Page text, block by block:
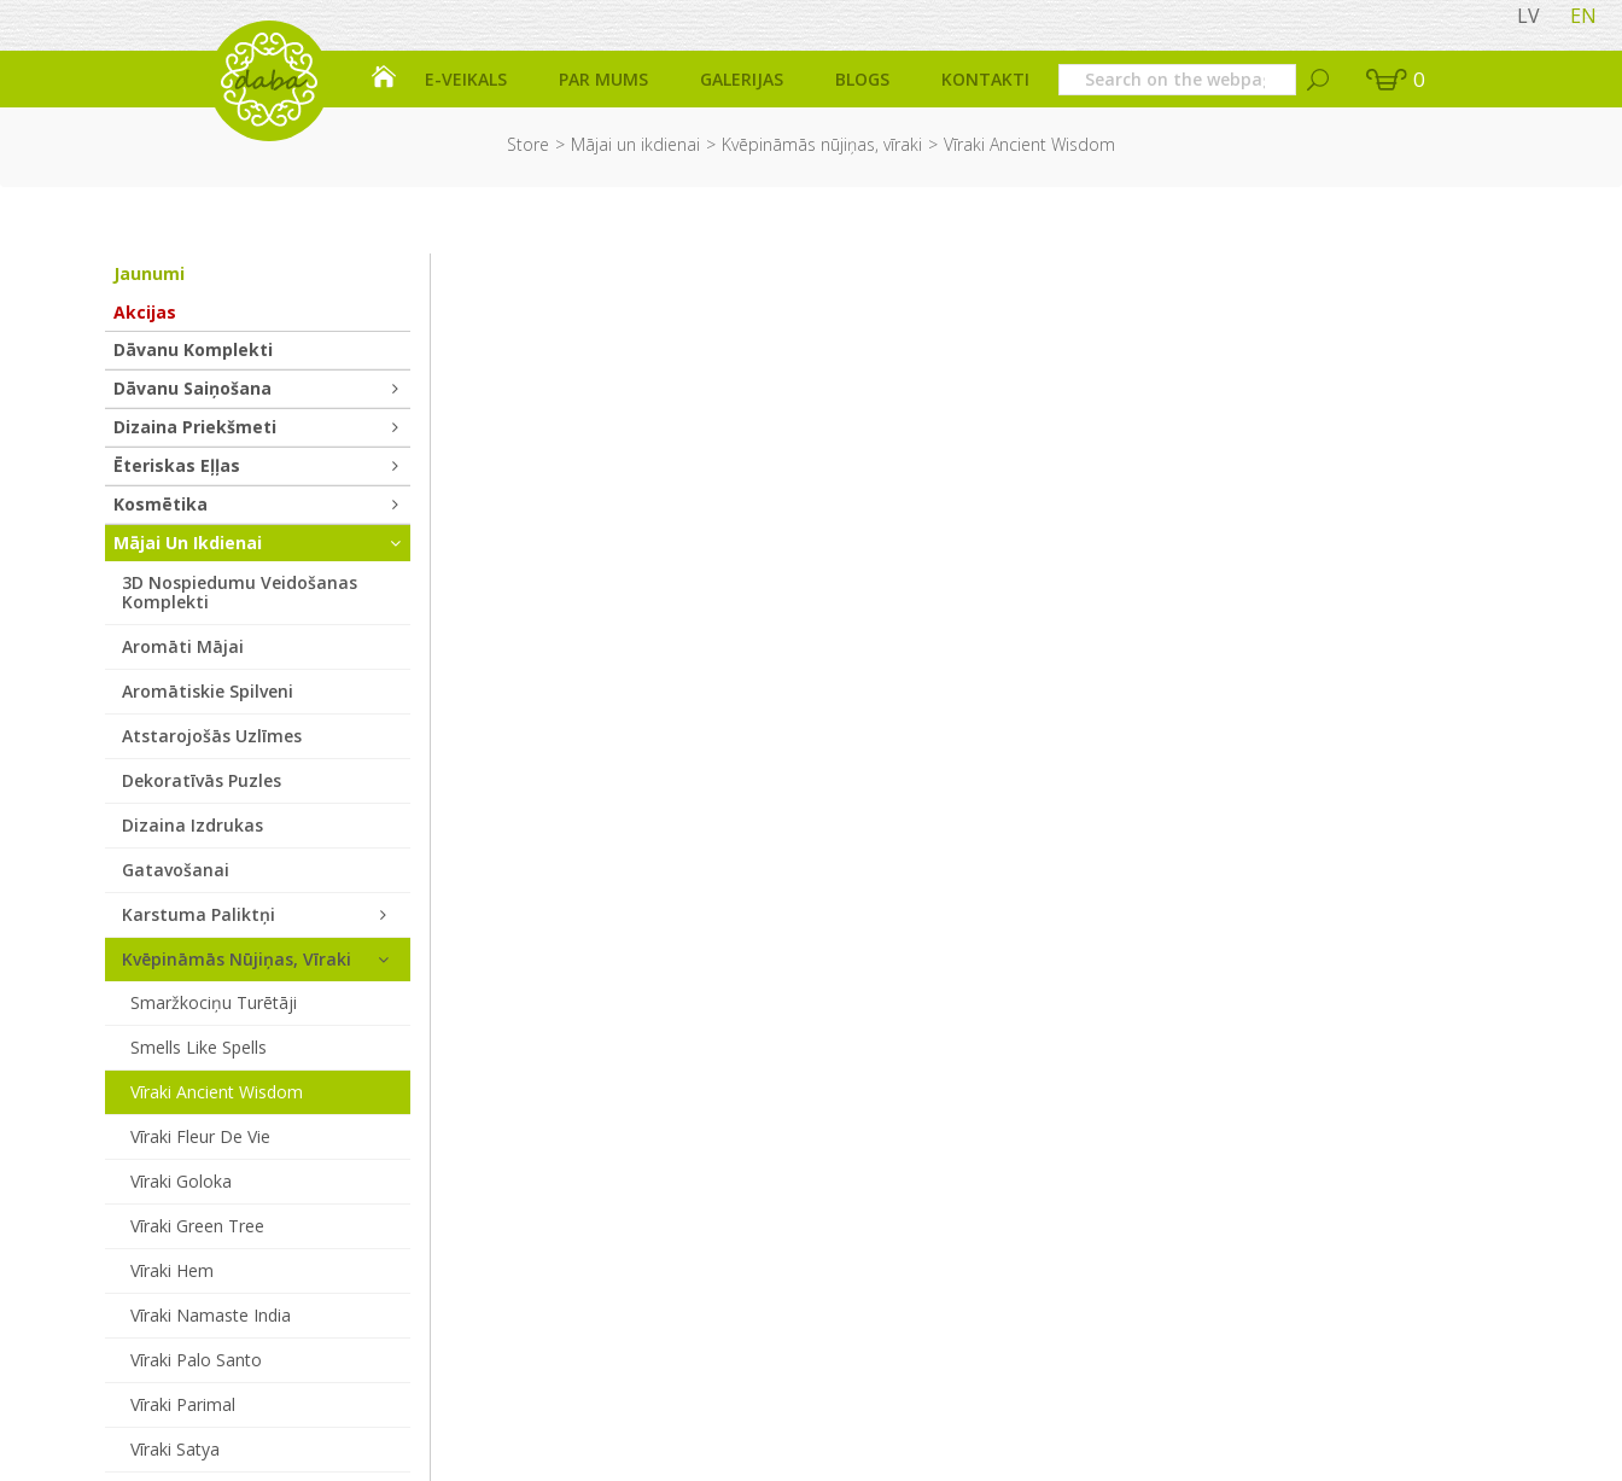
LV EN
E-VEIKALS PAR MUMS GALERIJAS BLOGS KONTAKTI 0
Store Mājai un ikdienai Kvēpināmās nūjiņas, vīraki Vīraki Ancient Wisdom
Jaunumi
Akcijas
Dāvanu Komplekti
Dāvanu Saiņošana
Dizaina Priekšmeti
Ēteriskas Eļļas
Kosmētika
Mājai Un Ikdienai
3D Nospiedumu Veidošanas
Komplekti
Aromāti Mājai
Aromātiskie Spilveni
Atstarojošās Uzlīmes
Dekoratīvās Puzles
Dizaina Izdrukas
Gatavošanai
Karstuma Paliktņi
Kvēpināmās Nūjiņas, Vīraki
Smaržkociņu Turētāji
Smells Like Spells
Vīraki Ancient Wisdom
Vīraki Fleur De Vie
Vīraki Goloka
Vīraki Green Tree
Vīraki Hem
Vīraki Namaste India
Vīraki Palo Santo
Vīraki Parimal
Vīraki Satya